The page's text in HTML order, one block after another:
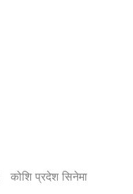
कोशि प्रदेश सिनेमा